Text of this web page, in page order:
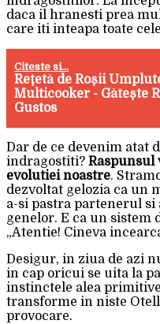
daca il hranesti prea
care iti inteapa toate
Citeste si...
Rețetă de Roșii
Multicooker - Gătește
Gustos
Dar de ce devenim atat
indragostiti?
evolutiei noastre.
dezvoltat gelozia ca un
a-si pastra partenerul
genelor. E ca un
„Atentie! Cineva
Desigur, in ziua de azi
in cap oricui se uita la
instinctele alea
transforme in niste
provocare.